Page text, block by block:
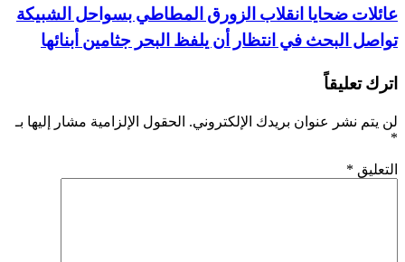
عائلات ضحايا انقلاب الزورق المطاطي بسواحل الشبيكة
تواصل البحث في انتظار أن يلفظ البحر جثامين أبنائها
اترك تعليقاً
لن يتم نشر عنوان بريدك الإلكتروني. الحقول الإلزامية مشار إليها بـ
*
التعليق *